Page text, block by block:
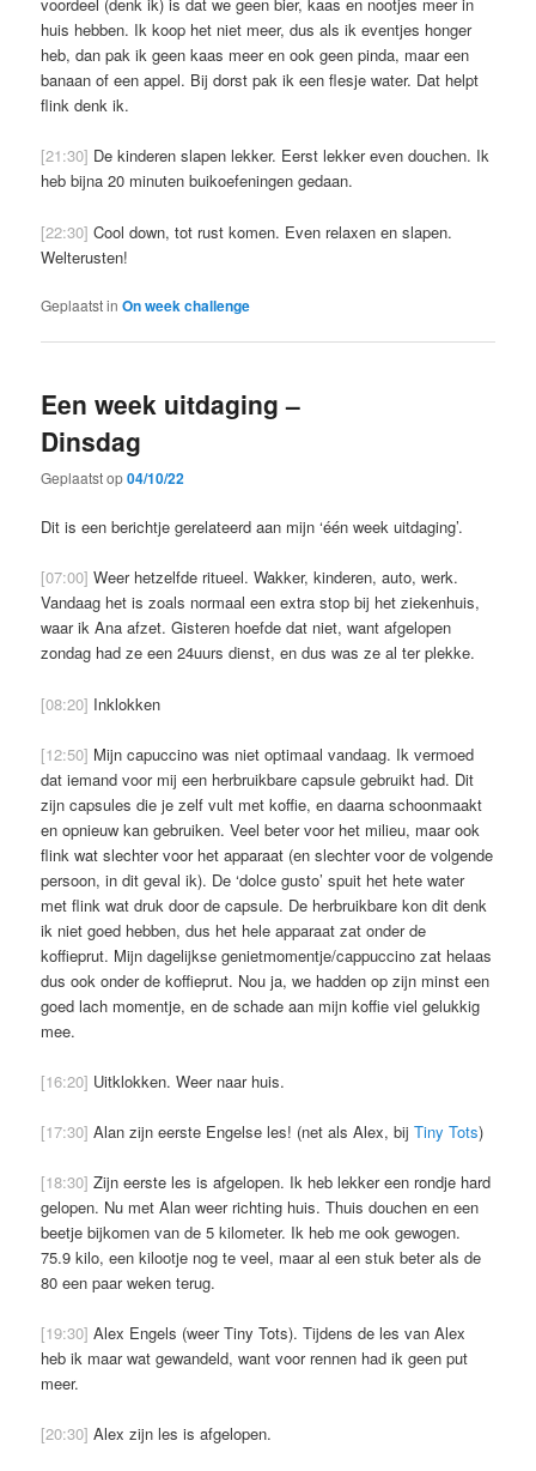
huis hebben. Ik koop het niet meer, dus als ik eventjes honger
heb, dan pak ik geen kaas meer en ook geen pinda, maar een
banaan of een appel. Bij dorst pak ik een flesje water. Dat helpt
flink denk ik.
[21:30] De kinderen slapen lekker. Eerst lekker even douchen. Ik
heb bijna 20 minuten buikoefeningen gedaan.
[22:30] Cool down, tot rust komen. Even relaxen en slapen.
Welterusten!
Geplaatst in On week challenge
Een week uitdaging –
Dinsdag
Geplaatst op04/10/22
Dit is een berichtje gerelateerd aan mijn ‘één week uitdaging’.
[07:00] Weer hetzelfde ritueel. Wakker, kinderen, auto, werk.
Vandaag het is zoals normaal een extra stop bij het ziekenhuis,
waar ik Ana afzet. Gisteren hoefde dat niet, want afgelopen
zondag had ze een 24uurs dienst, en dus was ze al ter plekke.
[08:20] Inklokken
[12:50] Mijn capuccino was niet optimaal vandaag. Ik vermoed
dat iemand voor mij een herbruikbare capsule gebruikt had. Dit
zijn capsules die je zelf vult met koffie, en daarna schoonmaakt
en opnieuw kan gebruiken. Veel beter voor het milieu, maar ook
flink wat slechter voor het apparaat (en slechter voor de volgende
persoon, in dit geval ik). De ‘dolce gusto’ spuit het hete water
met flink wat druk door de capsule. De herbruikbare kon dit denk
ik niet goed hebben, dus het hele apparaat zat onder de
koffieprut. Mijn dagelijkse genietmomentje/cappuccino zat helaas
dus ook onder de koffieprut. Nou ja, we hadden op zijn minst een
goed lach momentje, en de schade aan mijn koffie viel gelukkig
mee.
[16:20] Uitklokken. Weer naar huis.
[17:30] Alan zijn eerste Engelse les! (net als Alex, bijTiny Tots)
[18:30] Zijn eerste les is afgelopen. Ik heb lekker een rondje hard
gelopen. Nu met Alan weer richting huis. Thuis douchen en een
beetje bijkomen van de 5 kilometer. Ik heb me ook gewogen.
75.9 kilo, een kilootje nog te veel, maar al een stuk beter als de
80 een paar weken terug.
[19:30] Alex Engels (weer Tiny Tots). Tijdens de les van Alex
heb ik maar wat gewandeld, want voor rennen had ik geen put
meer.
[20:30] Alex zijn les is afgelopen.